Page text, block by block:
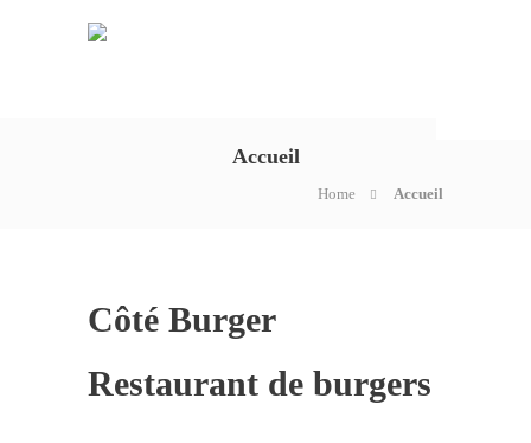
Accueil
Home Accueil
Côté Burger
Restaurant de burgers